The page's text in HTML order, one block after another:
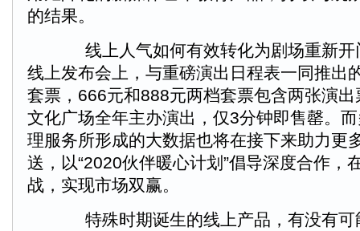
的结果。
线上人气如何有效转化为剧场重新开
线上发布会上，与重磅演出日程表一同推出
套票，666元和888元两档套票包含两张演
文化广场全年主办演出，仅3分钟即售罄。
理服务所形成的大数据也将在接下来助力更
送，以“2020伙伴暖心计划”倡导深度合作，
战，实现市场双赢。
特殊时期诞生的线上产品，有没有可